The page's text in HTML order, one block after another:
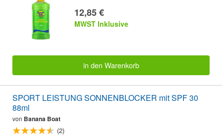
12,85 €
MWST Inklusive
in den Warenkorb
SPORT LEISTUNG SONNENBLOCKER mit SPF 30
88ml
von Banana Boat
(2)